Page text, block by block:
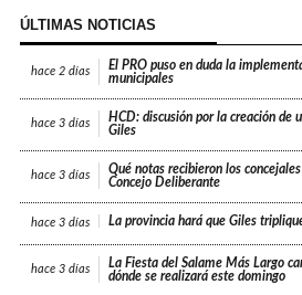
ÚLTIMAS NOTICIAS
hace 2 días
El PRO puso en duda la
municipales
hace 3 días
HCD: discusión por la creación de
Giles
hace 3 días
Qué notas recibieron los
Concejo Deliberante
hace 3 días La provincia hará que Giles
hace 3 días
La Fiesta del Salame Más Largo
dónde se realizará este domingo